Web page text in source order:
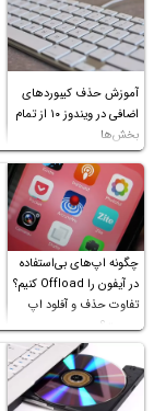
آموزش حذف کیبوردهای
اضافی در ویندوز ۱۰ از تمام
بخش‌ها
چگونه اپ‌های بی‌استفاده
در آیفون را Offload کنیم؟
تفاوت حذف و آفلود اپ
چیست؟